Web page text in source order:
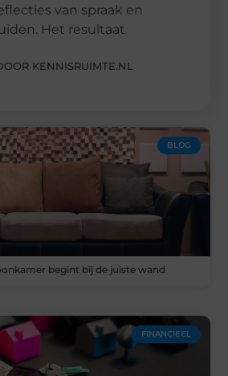
van spraak en
Het resultaat
KENNISRUIMTE.NL
BLOG
begint bij de juiste wand
FINANCIEEL